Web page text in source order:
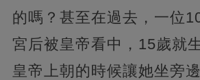
的嗎？甚至在過去，一位
宮后被皇帝看中，15歲就
皇帝上朝的時候讓她坐旁